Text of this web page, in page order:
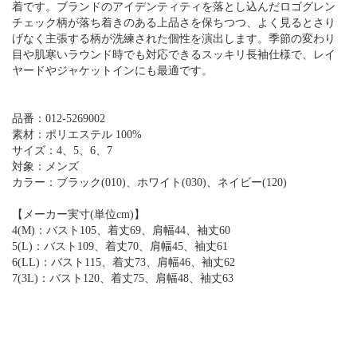
着です。ブランドのアイデンティティを落とし込んだロゴグレン
チェック柄が落ち着きのある上品さを保ちつつ、よく見るとさり
げなく主張する柄が洗練された個性を演出します。季節の変わり
目や肌寒いラウンド時でも対応できるスッキリ長袖仕様で、レイ
ヤードやジャケットインにも最適です。
品番：012-5269002
素材：ポリエステル 100%
サイズ：4、5、6、7
対象：メンズ
カラー：ブラック(010)、ホワイト(030)、ネイビー(120)
【メーカー実寸(単位cm)】
4(M)：バスト105、着丈69、肩幅44、袖丈60
5(L)：バスト109、着丈70、肩幅45、袖丈61
6(LL)：バスト115、着丈73、肩幅46、袖丈62
7(3L)：バスト120、着丈75、肩幅48、袖丈63